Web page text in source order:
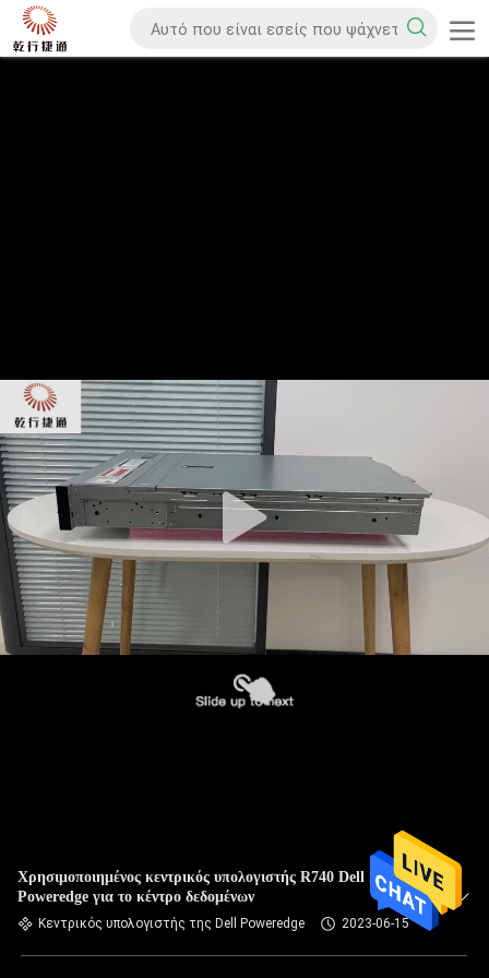
Χρησιμοποιημένος κεντρικός υπολογιστής R740 Dell
Poweredge για το κέντρο δεδομένων
Κεντρικός υπολογιστής της Dell Poweredge 2023-06-15